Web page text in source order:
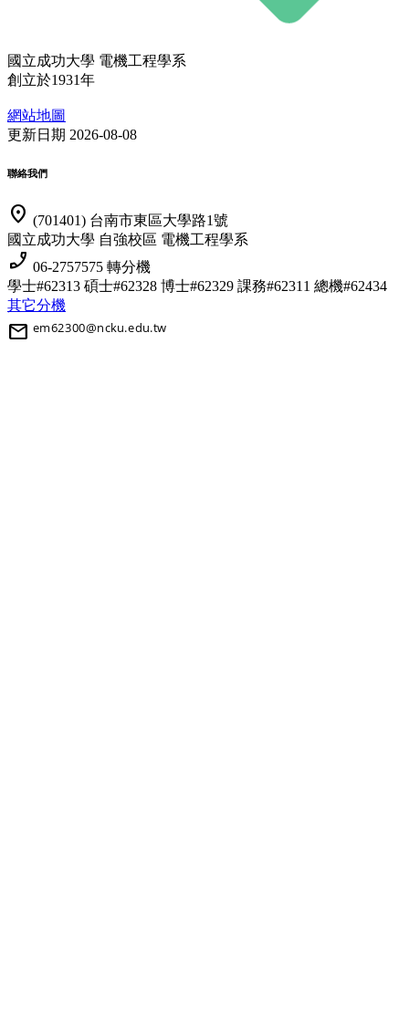
國立成功大學 電機工程學系
創立於1931年
網站地圖
更新日期 2026-08-08
聯絡我們
location_on (701401) 台南市東區大學路1號
國立成功大學 自強校區 電機工程學系
phone_enabled 06-2757575 轉分機
學士#62313 碩士#62328 博士#62329 課務#62311 總機#62434
其它分機
mail